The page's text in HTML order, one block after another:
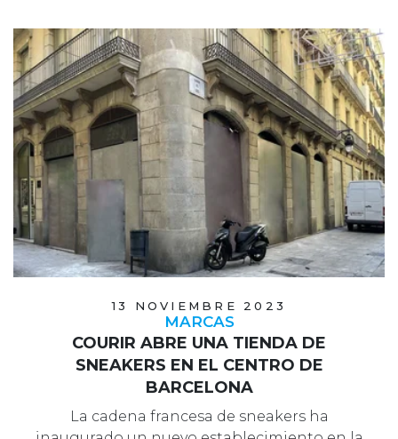
13 NOVIEMBRE 2023
MARCAS
COURIR ABRE UNA TIENDA DE
SNEAKERS EN EL CENTRO DE
BARCELONA
La cadena francesa de sneakers ha